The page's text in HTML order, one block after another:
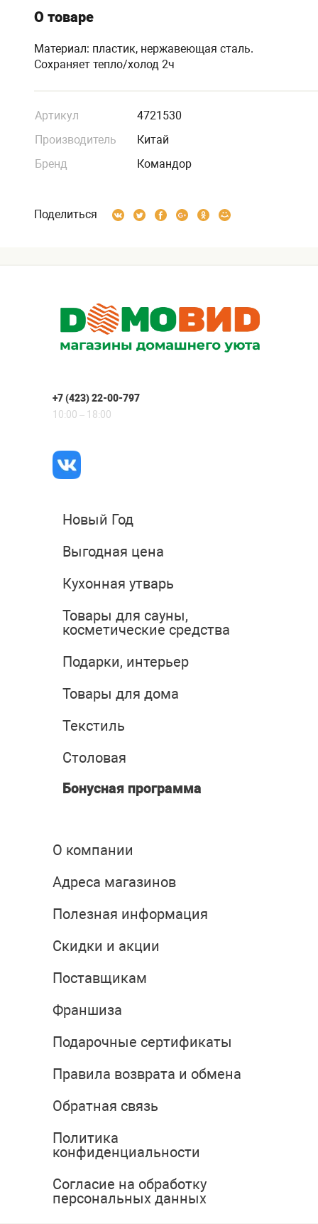
О товаре
Материал: пластик, нержавеющая сталь.
Сохраняет тепло/холод 2ч
Артикул
4721530
Производитель
Китай
Бренд
Командор
Поделиться
+7 (423) 22-00-797
10:00 – 18:00
Новый Год
Выгодная цена
Кухонная утварь
Товары для сауны,
косметические средства
Подарки, интерьер
Товары для дома
Текстиль
Столовая
Бонусная программа
О компании
Адреса магазинов
Полезная информация
Скидки и акции
Поставщикам
Франшиза
Подарочные сертификаты
Правила возврата и обмена
Обратная связь
Политика
конфиденциальности
Согласие на обработку
персональных данных